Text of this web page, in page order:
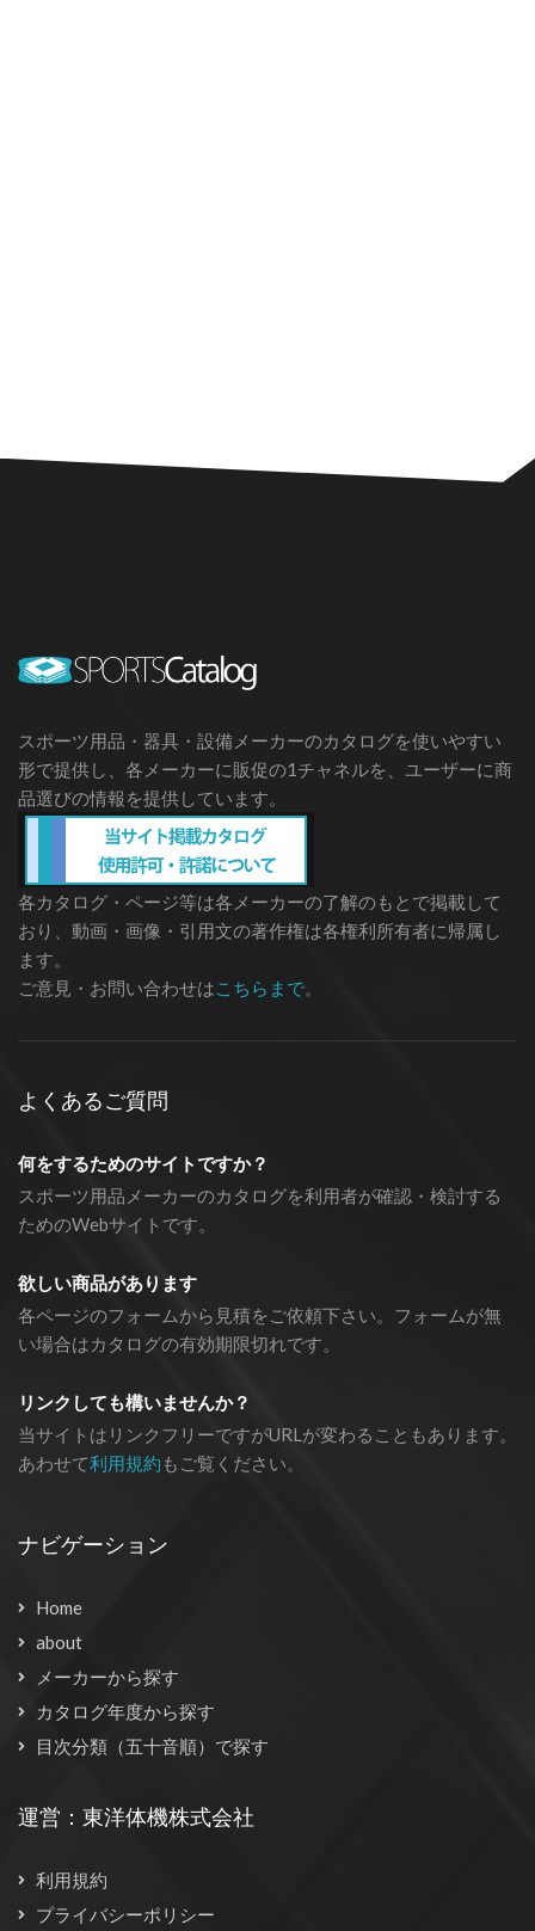
スポーツ用品・器具・設備メーカーのカタログを使いやすい
形で提供し、各メーカーに販促の1チャネルを、ユーザーに商
品選びの情報を提供しています。
各カタログ・ページ等は各メーカーの了解のもとで掲載して
おり、動画・画像・引用文の著作権は各権利所有者に帰属し
ます。
ご意見・お問い合わせはこちらまで。
よくあるご質問
何をするためのサイトですか？
スポーツ用品メーカーのカタログを利用者が確認・検討する
ためのWebサイトです。
欲しい商品があります
各ページのフォームから見積をご依頼下さい。フォームが無
い場合はカタログの有効期限切れです。
リンクしても構いませんか？
当サイトはリンクフリーですがURLが変わることもあります。
あわせて利用規約 もご覧ください。
ナビゲーション
Home
about
メーカーから探す
カタログ年度から探す
目次分類（五十音順）で探す
運営：東洋体機株式会社
利用規約
プライバシーポリシー